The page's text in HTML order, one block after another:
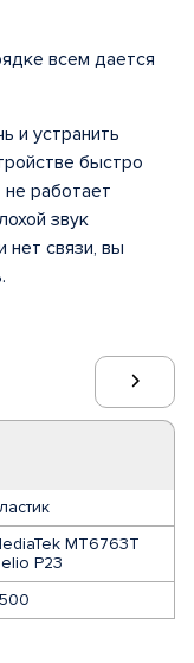
MT6763T
P23
всем дается
и устранить
быстро
не работает
звук
нет связи, вы